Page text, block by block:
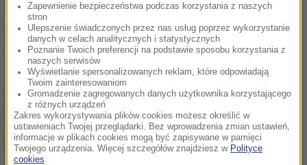
Źródło: RMF FM
Tagi:karambol
chcesz widzieć więcej artykułów od RMF24?dodaj w
Google
Zapewnienie bezpieczeństwa podczas korzystania z naszych
stron
Ulepszenie świadczonych przez nas usług poprzez wykorzystanie
danych w celach analitycznych i statystycznych
Poznanie Twoich preferencji na podstawie sposobu korzystania z
naszych serwisów
Wyświetlanie spersonalizowanych reklam, które odpowiadają
Twoim zainteresowaniom
Gromadzenie zagregowanych danych użytkownika korzystającego
z różnych urządzeń
Zakres wykorzystywania plików cookies możesz określić w
ustawieniach Twojej przeglądarki. Bez wprowadzenia zmian ustawień,
informacje w plikach cookies mogą być zapisywane w pamięci
Twojego urządzenia. Więcej szczegółów znajdziesz w Polityce
cookies